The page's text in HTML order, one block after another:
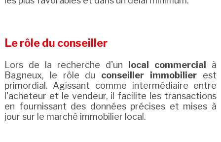
Le rôle du conseiller
Lors de la recherche d'un local commercial
à
Bagneux, le rôle du conseiller immobilier est
primordial. Agissant comme intermédiaire entre
l'acheteur et le vendeur, il facilite les transactions
en fournissant des données précises et mises à
jour sur le marché immobilier local.